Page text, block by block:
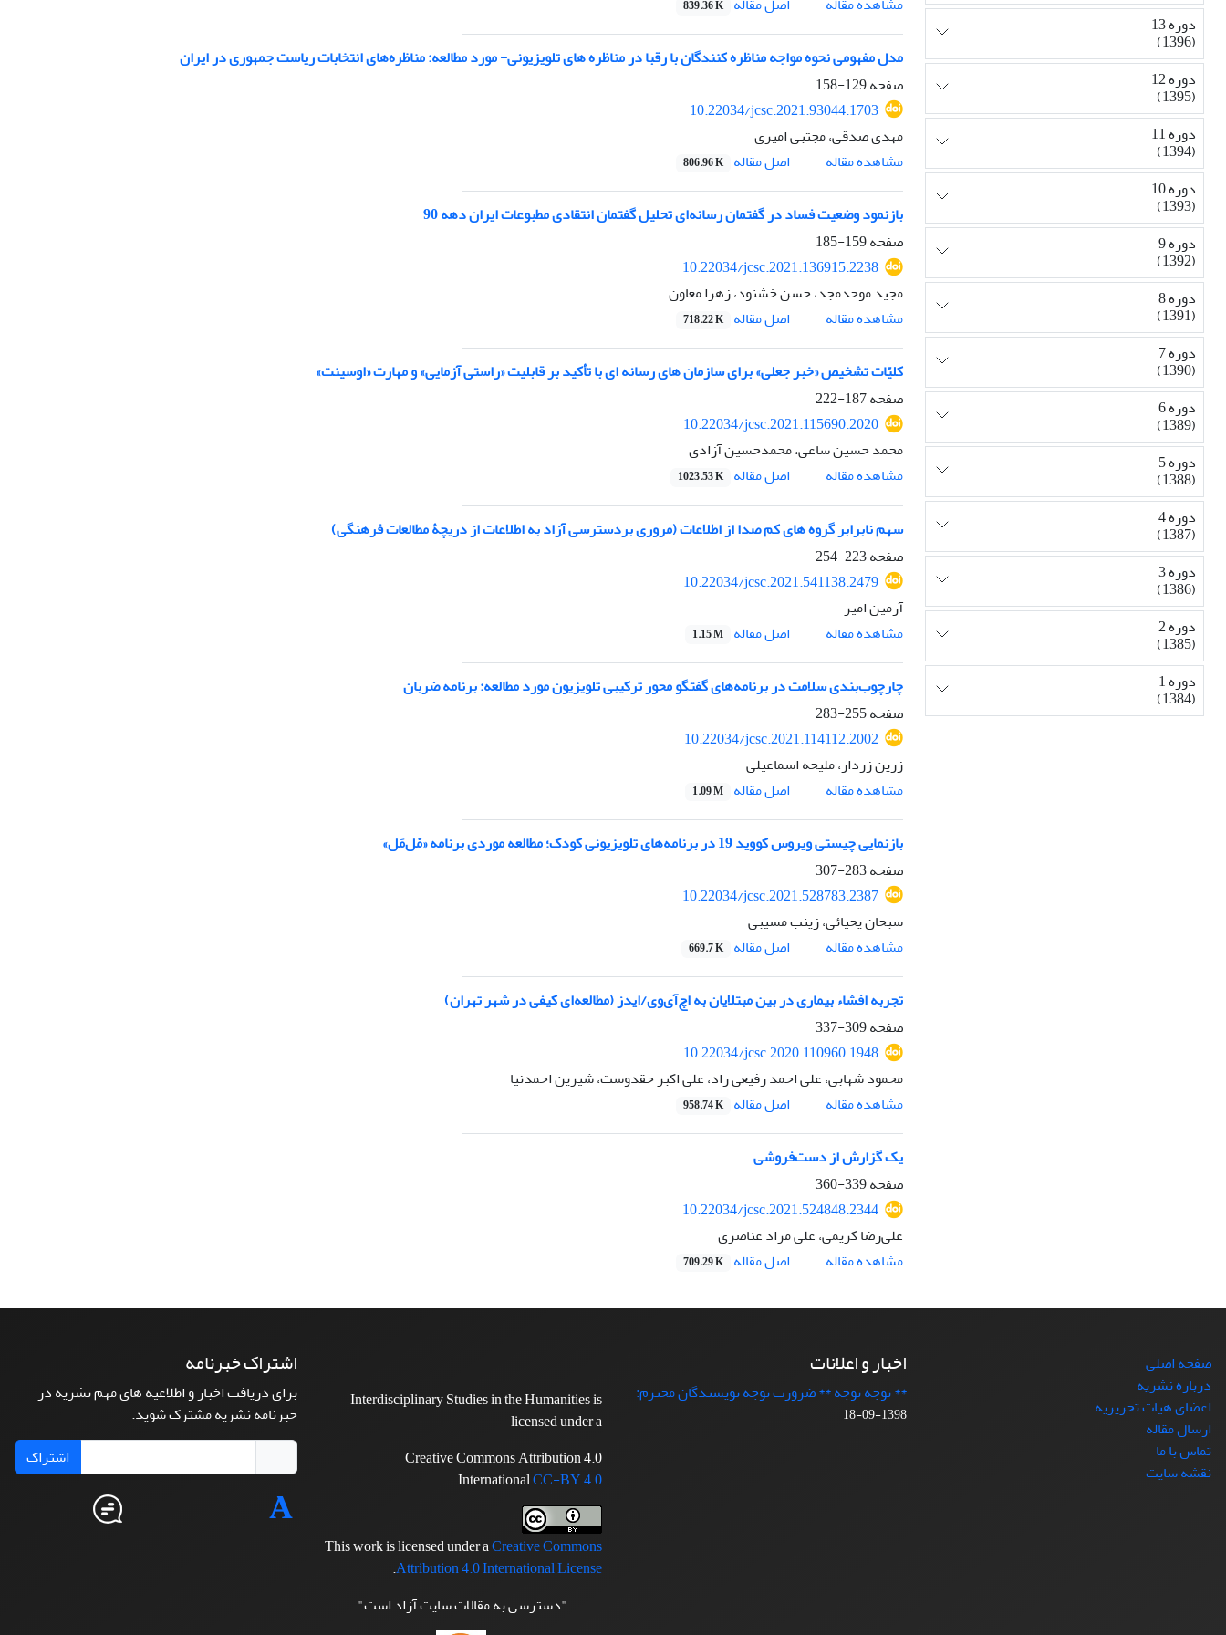
839.36 K
مدل مفهومی نحوه مواجه مناظره کنندگان با رقبا در مناظره های تلویزیونی- مورد مطالعه: مناظره‌های انتخابات ریاست جمهوری در ایران
صفحه129-158
10.22034/jcsc.2021.93044.1703
مهدی صدقی، مجتبی امیری
مشاهده مقاله
اصل مقاله 806.96 K
بازنمود وضعیت فساد در گفتمان رسانه‌ای تحلیل گفتمان انتقادی مطبوعات ایران دهه 90
صفحه159-185
10.22034/jcsc.2021.136915.2238
مجید موحدمجد، حسن خشنود، زهرا معاون
مشاهده مقاله
اصل مقاله 718.22 K
کلیّات تشخیص «خبر جعلی» برای سازمان های رسانه ای با تأکید بر قابلیت «راستی آزمایی» و مهارت «اوسینت»
صفحه187-222
10.22034/jcsc.2021.115690.2020
محمد حسین ساعی، محمدحسین آزادی
مشاهده مقاله
اصل مقاله 1023.53 K
سهم نابرابر گروه های کم صدا از اطلاعات (مروری بردسترسی آزاد به اطلاعات از دریچۀ مطالعات فرهنگی)
صفحه223-254
10.22034/jcsc.2021.541138.2479
آرمین امیر
مشاهده مقاله
اصل مقاله 1.15 M
چارچوب‌بندی سلامت در برنامه‌های گفتگو محور ترکیبی تلویزیون مورد مطالعه: برنامه ضربان
صفحه255-283
10.22034/jcsc.2021.114112.2002
زرین زردار، ملیحه اسماعیلی
مشاهده مقاله
اصل مقاله 1.09 M
بازنمایی چیستی ویروس کووید 19 در برنامه‌های تلویزیونی کودک؛ مطالعه موردی برنامه «مّل‌مَل»
صفحه283-307
10.22034/jcsc.2021.528783.2387
سبحان یحیائی، زینب مسیبی
مشاهده مقاله
اصل مقاله 669.7 K
تجربه افشاء بیماری در بین مبتلایان به اچ‌آی‌وی/ایدز (مطالعه‌ای کیفی در شهر تهران)
صفحه309-337
10.22034/jcsc.2020.110960.1948
محمود شهابی، علی احمد رفیعی راد، علی اکبر حقدوست، شیرین احمدنیا
مشاهده مقاله
اصل مقاله 958.74 K
یک گزارش از دست‌فروشی
صفحه339-360
10.22034/jcsc.2021.524848.2344
علی‌رضا کریمی، علی مراد عناصری
مشاهده مقاله
اصل مقاله 709.29 K
دوره 13
(1396)
دوره 12
(1395)
دوره 11
(1394)
دوره 10
(1393)
دوره 9
(1392)
دوره 8
(1391)
دوره 7
(1390)
دوره 6
(1389)
دوره 5
(1388)
دوره 4
(1387)
دوره 3
(1386)
دوره 2
(1385)
دوره 1
(1384)
صفحه اصلی
درباره نشریه
اعضای هیات تحریریه
ارسال مقاله
تماس با ما
نقشه سایت
اخبار و اعلانات
** توجه توجه ** ضرورت توجه نویسندگان محترم:
1398-09-18
Interdisciplinary Studies in the Humanities is
licensed under a
Creative Commons Attribution 4.0
InternationalCC-BY 4.0
This work is licensed under aCreative Commons
Attribution 4.0 International License
.
"دسترسی به مقالات سایت آزاد است"
اشتراک خبرنامه
برای دریافت اخبار و اطلاعیه های مهم نشریه در
خبرنامه نشریه مشترک شوید.
اشتراک